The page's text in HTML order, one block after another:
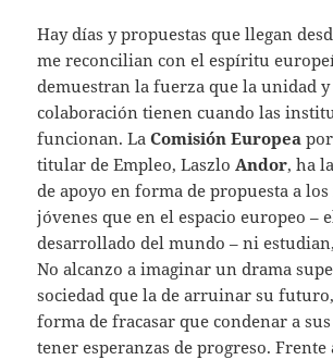
Hay días y propuestas que llegan
me reconcilian con el espíritu
demuestran la fuerza que la unidad
colaboración tienen cuando las
funcionan. LaComisión Europea
titular de Empleo, LaszloAndor, ha
de apoyo en forma de propuesta a
jóvenes que en el espacio europeo –
desarrollado del mundo – ni
No alcanzo a imaginar un drama
sociedad que la de arruinar su
forma de fracasar que condenar a
tener esperanzas de progreso.